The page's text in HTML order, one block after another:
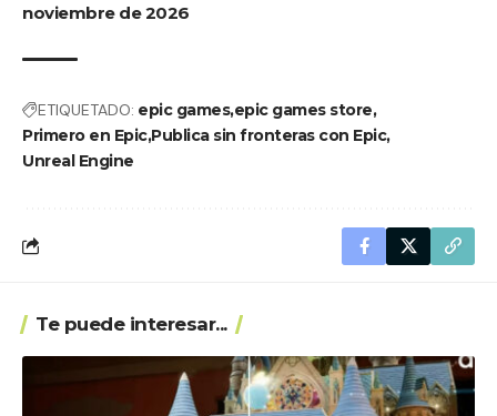
noviembre de 2026
ETIQUETADO: epic gamesepic games store
Primero en EpicPublica sin fronteras con Epic
Unreal Engine
Te puede interesar...